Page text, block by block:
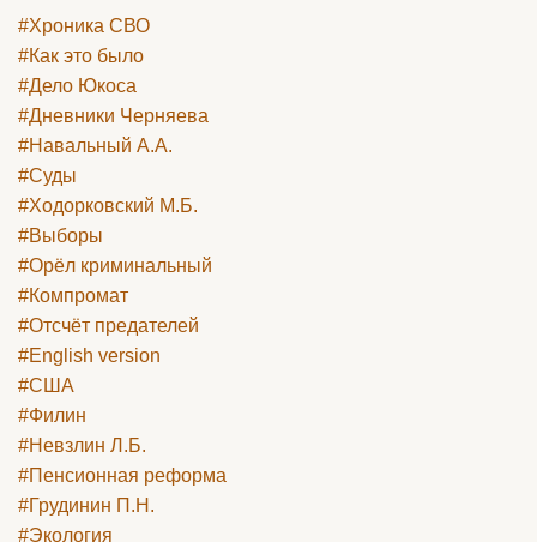
#Хроника СВО
#Как это было
#Дело Юкоса
#Дневники Черняева
#Навальный А.А.
#Суды
#Ходорковский М.Б.
#Выборы
#Орёл криминальный
#Компромат
#Отсчёт предателей
#English version
#США
#Филин
#Невзлин Л.Б.
#Пенсионная реформа
#Грудинин П.Н.
#Экология